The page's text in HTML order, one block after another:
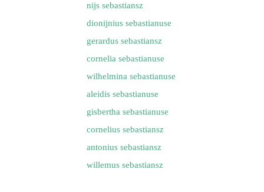
nijs sebastiansz
dionijnius sebastianuse
gerardus sebastiansz
cornelia sebastianuse
wilhelmina sebastianuse
aleidis sebastianuse
gisbertha sebastianuse
cornelius sebastiansz
antonius sebastiansz
willemus sebastiansz